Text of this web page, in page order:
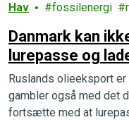
Hav fossilenergi
Danmark kan
lurepasse og
skyggeflåde
Ruslands olieeksport
gambler også med det
fortsætte med at